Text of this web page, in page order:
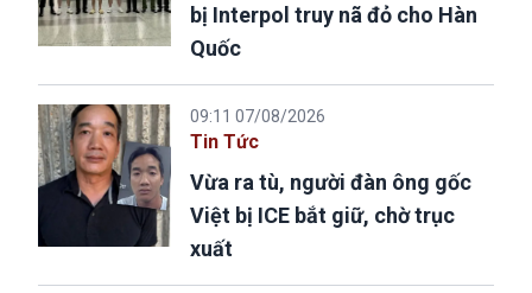
bị Interpol truy nã đỏ cho Hàn
Quốc
09:11 07/08/2026
Tin Tức
Vừa ra tù, người đàn ông gốc
Việt bị ICE bắt giữ, chờ trục
xuất